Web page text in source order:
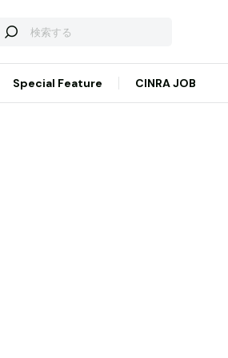
Special Feature CINRA JOB